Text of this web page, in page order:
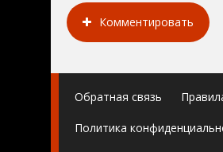
Комментировать
Обратная связь
Политика